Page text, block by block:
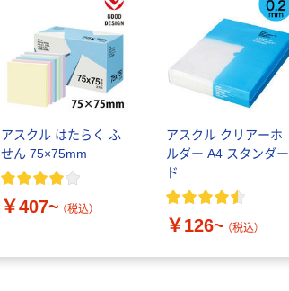
アスクル はたらく ふ
せん 75×75mm
￥407~ （税込）
アスクル クリアーホ
ルダー A4 スタンダー
ド
￥126~ （税込）